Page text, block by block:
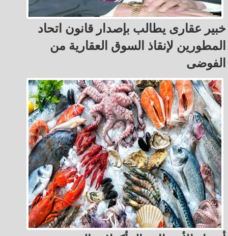
خبير عقارى يطالب بإصدار قانون اتحاد
المطورين لإنقاذ السوق العقارية من
الفوضى